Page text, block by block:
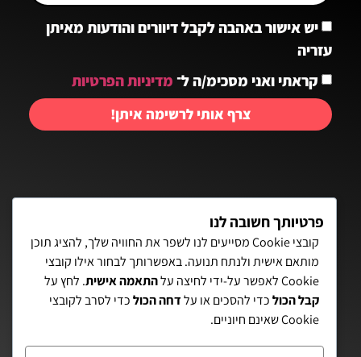
יש אישור באהבה לקבל דיוורים והודעות מאיתן
עזריה
קראתי ואני מסכימ/ה ל־ מדיניות הפרטיות
צרף אותי לרשימה איתן!
יצירת קשר:
פאת השולחן 15, תל-אביב
072-3972700
eitanaz2@gmail.com
פרטיותך חשובה לנו
קובצי Cookie מסייעים לנו לשפר את החוויה שלך, להציג תוכן
מותאם אישית ולנתח תנועה. באפשרותך לבחור אילו קובצי
Cookie לאפשר על-ידי לחיצה על
התאמה אישית. לחץ על
קבל הכולכדי להסכים או עלדחה הכולכדי לסרב לקובצי
Cookie שאינם חיוניים.